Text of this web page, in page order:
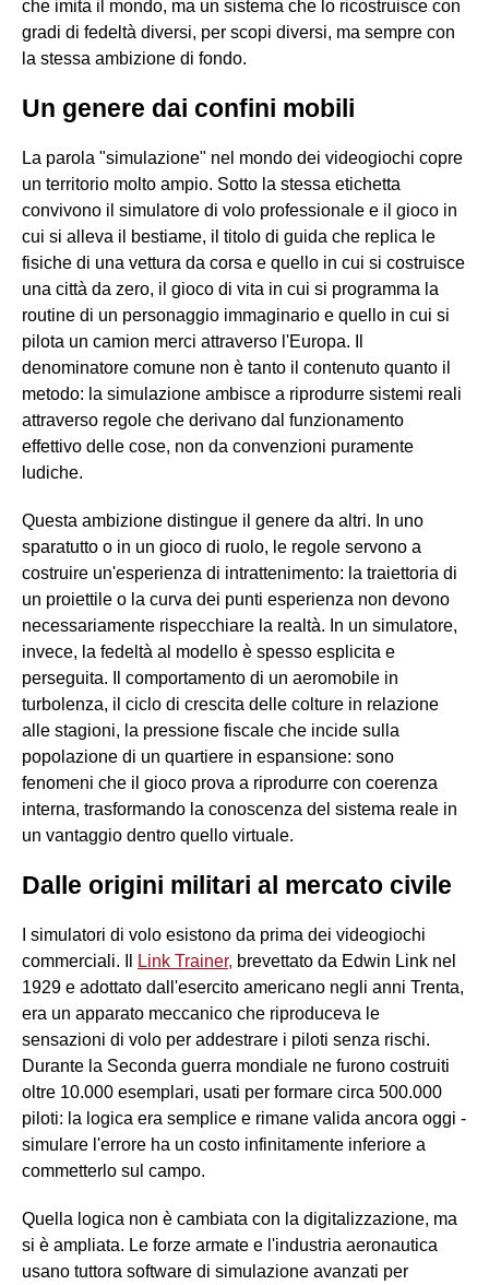
che imita il mondo, ma un sistema che lo ricostruisce con
gradi di fedeltà diversi, per scopi diversi, ma sempre con
la stessa ambizione di fondo.
Un genere dai confini mobili
La parola "simulazione" nel mondo dei videogiochi copre
un territorio molto ampio. Sotto la stessa etichetta
convivono il simulatore di volo professionale e il gioco in
cui si alleva il bestiame, il titolo di guida che replica le
fisiche di una vettura da corsa e quello in cui si costruisce
una città da zero, il gioco di vita in cui si programma la
routine di un personaggio immaginario e quello in cui si
pilota un camion merci attraverso l'Europa. Il
denominatore comune non è tanto il contenuto quanto il
metodo: la simulazione ambisce a riprodurre sistemi reali
attraverso regole che derivano dal funzionamento
effettivo delle cose, non da convenzioni puramente
ludiche.
Questa ambizione distingue il genere da altri. In uno
sparatutto o in un gioco di ruolo, le regole servono a
costruire un'esperienza di intrattenimento: la traiettoria di
un proiettile o la curva dei punti esperienza non devono
necessariamente rispecchiare la realtà. In un simulatore,
invece, la fedeltà al modello è spesso esplicita e
perseguita. Il comportamento di un aeromobile in
turbolenza, il ciclo di crescita delle colture in relazione
alle stagioni, la pressione fiscale che incide sulla
popolazione di un quartiere in espansione: sono
fenomeni che il gioco prova a riprodurre con coerenza
interna, trasformando la conoscenza del sistema reale in
un vantaggio dentro quello virtuale.
Dalle origini militari al mercato civile
I simulatori di volo esistono da prima dei videogiochi
commerciali. Il
Link Trainer, brevettato da Edwin Link nel
1929 e adottato dall'esercito americano negli anni Trenta,
era un apparato meccanico che riproduceva le
sensazioni di volo per addestrare i piloti senza rischi.
Durante la Seconda guerra mondiale ne furono costruiti
oltre 10.000 esemplari, usati per formare circa 500.000
piloti: la logica era semplice e rimane valida ancora oggi -
simulare l'errore ha un costo infinitamente inferiore a
commetterlo sul campo.
Quella logica non è cambiata con la digitalizzazione, ma
si è ampliata. Le forze armate e l'industria aeronautica
usano tuttora software di simulazione avanzati per